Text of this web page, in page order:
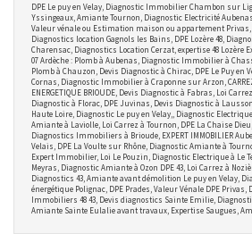
DPE Le puy en Velay, Diagnostic Immobilier Chambon sur
Yssingeaux, Amiante Tournon, Diagnostic Electricité
Valeur vénale ou Estimation maison ou appartement
Diagnostics location Gagnols les Bains, DPE Lozère 48,
Charensac, Diagnostics Location Cerzat, expertise 48 Lozère
07 Ardèche : Plomb à Aubenas, Diagnostic Immobilier à
Plomb à Chauzon, Devis Diagnostic à Chirac, DPE Le Puy en
Cornas, Diagnostic Immobilier à Craponne sur Arzon, CARREZ
ENERGETIQUE BRIOUDE, Devis Diagnostic à Fabras, Loi
Diagnostic à Florac, DPE Juvinas, Devis Diagnostic à
Haute Loire, Diagnostic Le puy en Velay,, Diagnostic
Amiante à Laviolle, Loi Carrez à Tournon, DPE La Chaise
Diagnostics Immobiliers à Brioude, EXPERT IMMOBILIER
Velais, DPE La Voulte sur Rhône, Diagnostic Amiante à
Expert Immobilier, Loi Le Pouzin, Diagnostic Electrique à Le
Meyras, Diagnostic Amiante à Ozon DPE 43, Loi Carrez à
Diagnostics 43, Amiante avant démolition Le puy en Velay,
énergétique Polignac, DPE Prades, Valeur Vénale DPE
Immobiliers 48 43, Devis diagnostics Sainte Emilie,
Amiante Sainte Eulalie avant travaux, Expertise Saugues,